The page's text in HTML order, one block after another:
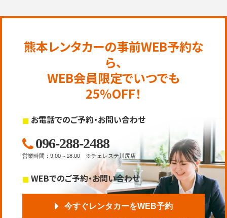
熊本レンタカーの事前WEB予約な
ら、
WEB会員限定でいつでも
25％OFF！
お電話でのご予約・お問い合わせ
096-288-2488
営業時間 ： 9:00～18:00 ※チェレステ川尻店
WEBでのご予約・お問い合わせ
今すぐレンタカーをWEB予約